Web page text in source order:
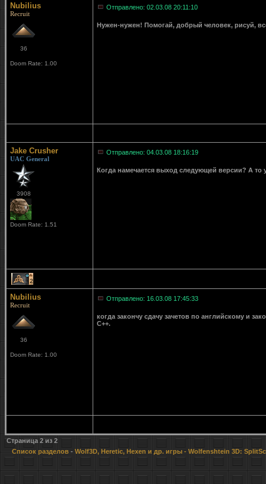
Nubilius
Recruit
36
Doom Rate: 1.00
Отправлено: 02.03.08 20:11:10
Нужен-нужен! Помогай, добрый человек, рисуй,
Jake Crusher
UAC General
3908
Doom Rate: 1.51
Отправлено: 04.03.08 18:16:19
Когда намечается выход следующей версии? А то
2
Nubilius
Recruit
36
Doom Rate: 1.00
Отправлено: 16.03.08 17:45:33
когда закончу сдачу зачетов по английскому и
С++.
Страница 2из 2
Список разделов - Wolf3D, Heretic, Hexen и др. игры - Wolfenshtein 3D: